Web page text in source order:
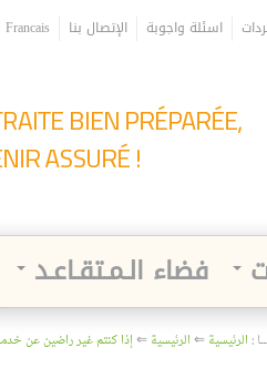
اسئلة واجوبة الإتصال بنا Francais
فضاء الـمـتقـاعـد
: الرئيسية⇐الرئيسية⇐إذا كنتم غير راضين عن